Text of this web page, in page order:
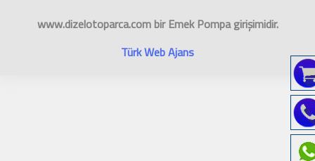
www.dizelotoparca.combir Emek Pompagirişimidir.
Türk Web Ajans